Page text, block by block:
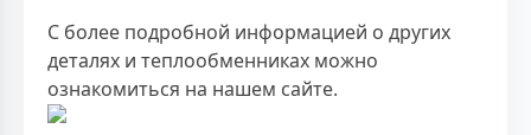
С более подробной информацией о других
деталях и теплообменниках можно
ознакомиться на нашем сайте.